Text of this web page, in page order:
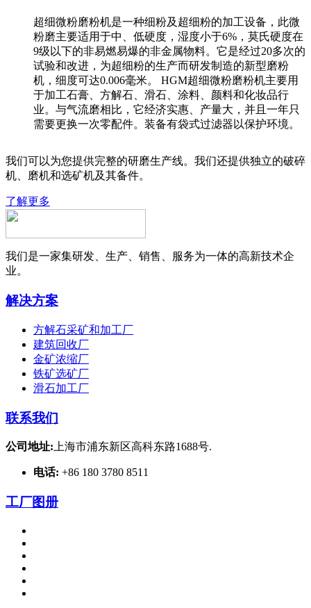
超细微粉磨粉机是一种细粉及超细粉的加工设备，此微
粉磨主要适用于中、低硬度，湿度小于6%，莫氏硬度在
9级以下的非易燃易爆的非金属物料。它是经过20多次的
试验和改进，为超细粉的生产而研发制造的新型磨粉
机，细度可达0.006毫米。 HGM超细微粉磨粉机主要用
于加工石膏、方解石、滑石、涂料、颜料和化妆品行
业。与气流磨相比，它经济实惠、产量大，并且一年只
需要更换一次零配件。装备有袋式过滤器以保护环境。
我们可以为您提供完整的研磨生产线。我们还提供独立的破碎
机、磨机和选矿机及其备件。
了解更多
我们是一家集研发、生产、销售、服务为一体的高新技术企
业。
解决方案
方解石采矿和加工厂
建筑回收厂
金矿浓缩厂
铁矿选矿厂
滑石加工厂
联系我们
公司地址: 上海市浦东新区高科东路1688号.
电话: +86 180 3780 8511
工厂图册